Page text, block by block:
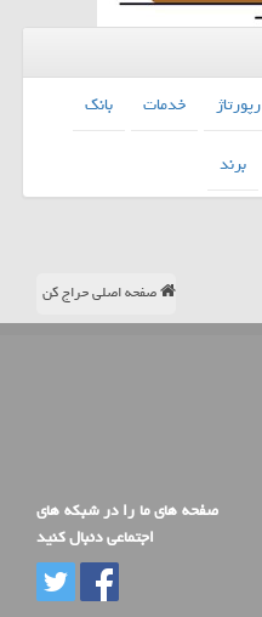
رپورتاژ خدمات
بانك
برند
صفحه اصلی حراج کن
صفحه های ما را در شبکه های
اجتماعی دنبال کنید